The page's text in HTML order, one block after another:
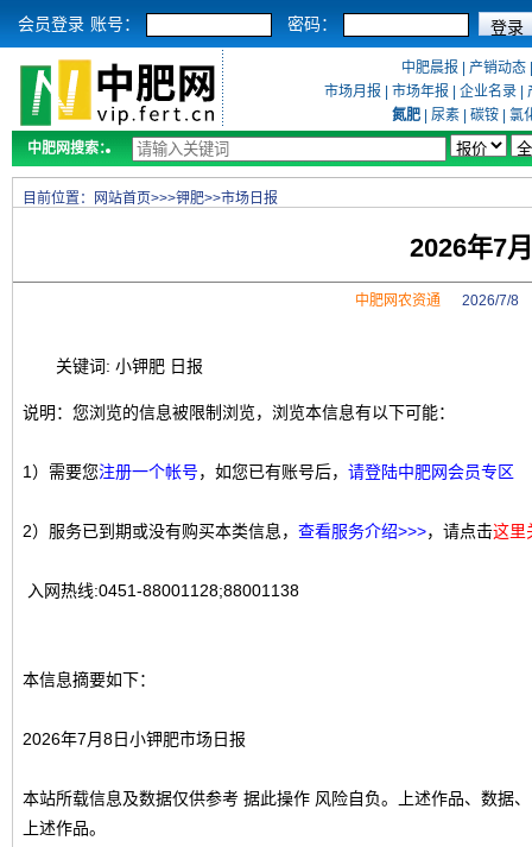
会员登录 账号： 密码：
中肥晨报 产销动态
市场月报
市场年报 企业名录
氮肥
尿素 碳铵
氯
中肥网搜索：
目前位置： 网站首页>>>钾肥>>市场日报
2026年7
中肥网农资通2026/7/8
关键词: 小钾肥 日报
说明：您浏览的信息被限制浏览，浏览本信息有以下可能：
1）需要您注册一个帐号，如您已有账号后， 请登陆中肥网会员专区
2）服务已到期或没有购买本类信息， 查看服务介绍>>>，请点击这里
入网热线:0451-88001128;88001138
本信息摘要如下：
2026年7月8日小钾肥市场日报
本站所载信息及数据仅供参考 据此操作 风险自负。上述作品、数据
上述作品。